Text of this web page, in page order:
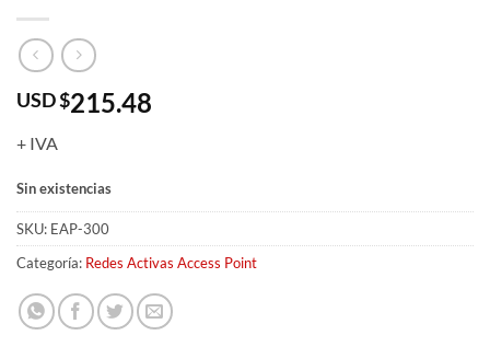
USD $215.48
+ IVA
Sin existencias
SKU: EAP-300
Categoría: Redes Activas Access Point